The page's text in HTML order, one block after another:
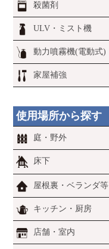
殺菌剤
ULV・ミスト機
動力噴霧機(電動式)
家屋補強
使用場所から探す
庭・野外
床下
屋根裏・ベランダ等
キッチン・厨房
店舗・室内